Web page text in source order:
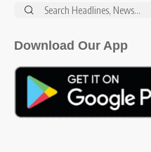
Search
Download Our App